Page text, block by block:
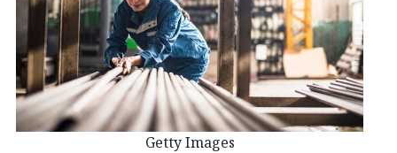
Getty Images